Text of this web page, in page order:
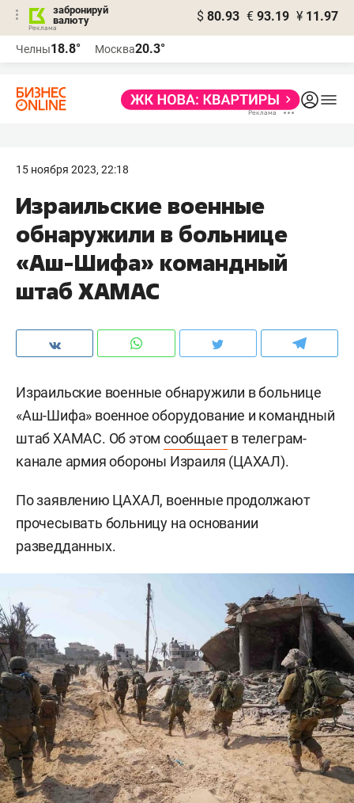
забронируй
валюту
$ 80.93 € 93.19 ¥ 11.97
Челны18.8° Москва20.3°
15 ноября 2023, 22:18
Израильские военные
обнаружили в больнице
«Аш-Шифа» командный
штаб ХАМАС
Израильские военные обнаружили в больнице
«Аш-Шифа» военное оборудование и командный
штаб ХАМАС. Об этомсообщаетв телеграм-
канале армия обороны Израиля (ЦАХАЛ).
По заявлению ЦАХАЛ, военные продолжают
прочесывать больницу на основании
разведданных.